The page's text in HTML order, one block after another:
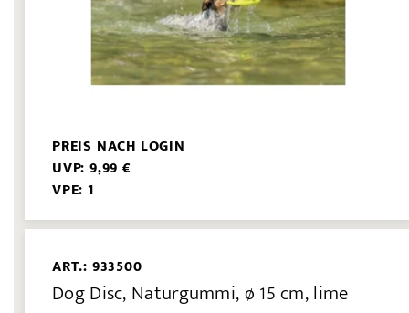
PREIS NACH LOGIN
UVP: 9,99 €
VPE: 1
ART.: 933500
Dog Disc, Naturgummi, ø 15 cm, lime